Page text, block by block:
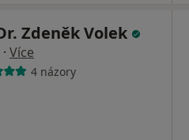
Zdeněk Volek
· Více
4 názory